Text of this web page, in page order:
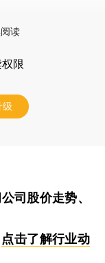
读
限
级
司股价走势、
点击了解行业动